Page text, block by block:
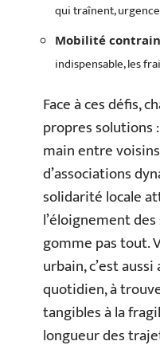
qui traînent,
Mobilité
indispensable, les
Face à ces défis,
propres solutions
main entre
d’associations
solidarité locale
l’éloignement
gomme pas tout.
urbain, c’est
quotidien, à
tangibles à la
longueur des